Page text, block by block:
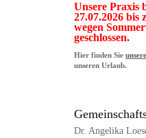
Unsere Praxis
27.07.2026 bis
wegen
geschlossen.
Hier finden Sie
unseren Urlaub.
Dr. Angelika